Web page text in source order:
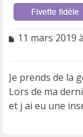
M
a
g
e
n
11 mars 2019
Je prends de la
Lors de ma
et j ai eu une